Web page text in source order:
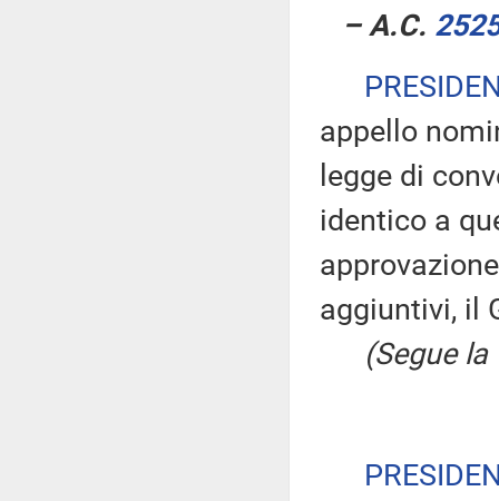
– A.C.
appello
legge di
identico a
aggiuntivi, il
(Segue